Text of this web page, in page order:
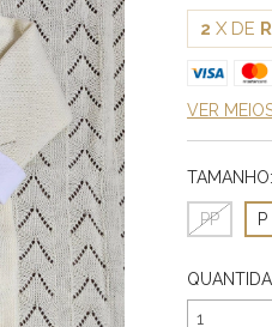
2 X DE
VER
TAMANHO:
PP P